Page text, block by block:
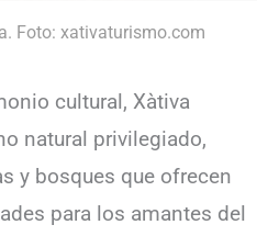
Foto: xativaturismo.com
cultural, Xàtiva
natural privilegiado,
y bosques que ofrecen
para los amantes del